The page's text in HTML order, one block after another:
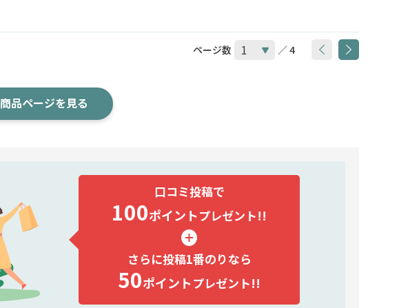
ページ数 ／ 4
商品ページを見る
口コミ投稿で
100ポイントプレゼント!!
さらに投稿1番のりなら
50ポイントプレゼント!!